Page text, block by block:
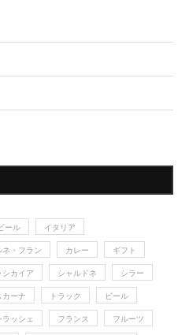
ール イタリア
ネ・フラン カレー ギフト
シカイア シャルドネ シラー
カーナ トラック ビール
ラッシェ フランス フルーツ